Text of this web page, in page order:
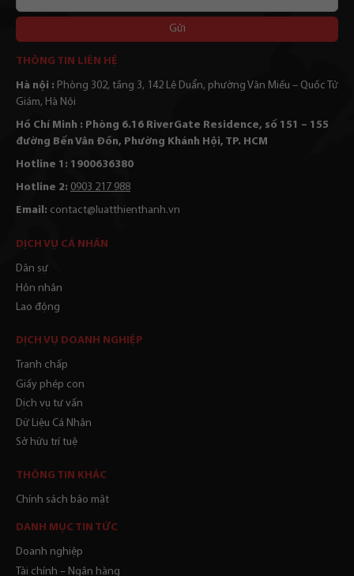
bạn
THÔNG TIN LIÊN HỆ
Hà nội : Phòng 302, tầng 3, 142 Lê Duẩn, phường Văn Miếu – Quốc Tử
Giám, Hà Nội
Hồ Chí Minh : Phòng 6.16 RiverGate Residence, số 151 – 155
đường Bến Vân Đồn, Phường Khánh Hội, TP. HCM
Hotline 1: 1900636380
Hotline 2: 0903 217 988
Email: contact@luatthienthanh.vn
DỊCH VỤ CÁ NHÂN
Dân sự
Hôn nhân
Lao động
DỊCH VỤ DOANH NGHIỆP
Tranh chấp
Giấy phép con
Dịch vụ tư vấn
Dữ Liệu Cá Nhân
Sở hữu trí tuệ
THÔNG TIN KHÁC
Chính sách bảo mật
DANH MỤC TIN TỨC
Doanh nghiệp
Tài chính – Ngân hàng